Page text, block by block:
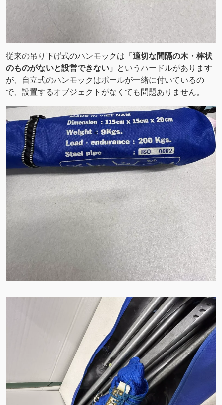
従来の吊り下げ式のハンモックは 「適切な間隔の木・棒状
のものがないと設営できない」 というハードルがあります
が、自立式のハンモックはポールが一緒に付いているの
で、設置するオブジェクトがなくても問題ありません。